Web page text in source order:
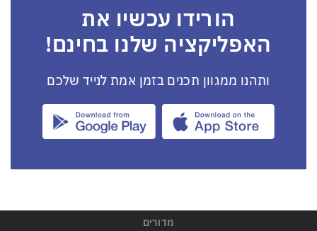
הורידו עכשיו את
האפליקציה שלנו בחינם!
ותהנו ממגוון תכנים בזמן אמת לנייד שלכם
מדורים